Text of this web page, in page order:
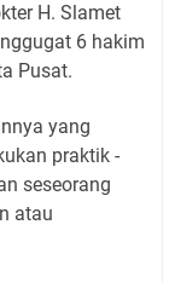
H. Slamet
6 hakim
Pusat.
yang
praktik -
seseorang
atau